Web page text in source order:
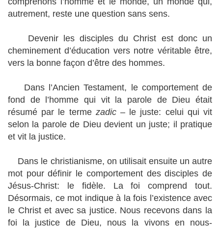
autrement, reste une question sans sens.
Devenir les disciples du Christ est donc un
cheminement d’éducation vers notre véritable être,
vers la bonne façon d’être des hommes.
Dans l’Ancien Testament, le comportement de
fond de l’homme qui vit la parole de Dieu était
résumé par le terme zadic– le juste: celui qui vit
selon la parole de Dieu devient un juste; il pratique
et vit la justice.
Dans le christianisme, on utilisait ensuite un autre
mot pour définir le comportement des disciples de
Jésus-Christ: le fidèle. La foi comprend tout.
Désormais, ce mot indique à la fois l’existence avec
le Christ et avec sa justice. Nous recevons dans la
foi la justice de Dieu, nous la vivons en nous-